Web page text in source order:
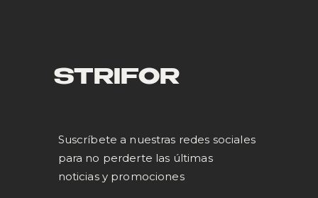
STRIFOR
Suscríbete a nuestras redes sociales
para no perderte las últimas
noticias y promociones